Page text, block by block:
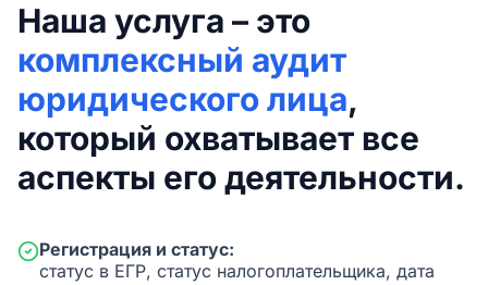
Наша услуга – это
комплексный аудит
юридического лица,
который охватывает все
аспекты его деятельности.
Регистрация и статус:
статус в ЕГР, статус налогоплательщика, дата